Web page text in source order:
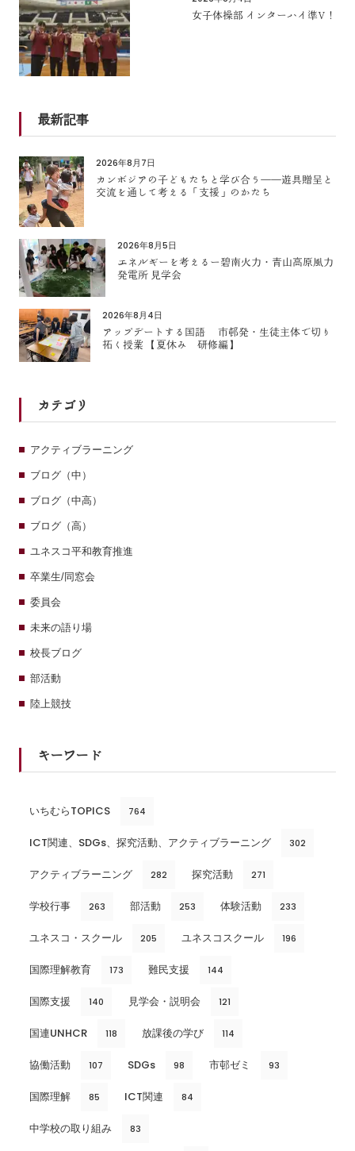
女子体操部 インターハイ準V！
最新記事
2026年8月7日
カンボジアの子どもたちと学び合う――遊具贈呈と
交流を通して考える「支援」のかたち
2026年8月5日
エネルギーを考えるー碧南火力・青山高原風力
発電所 見学会
2026年8月4日
アップデートする国語 市邨発・生徒主体で切り
拓く授業 【夏休み 研修編】
カテゴリ
アクティブラーニング
ブログ（中）
ブログ（中高）
ブログ（高）
ユネスコ平和教育推進
卒業生/同窓会
委員会
未来の語り場
校長ブログ
部活動
陸上競技
キーワード
いちむらTOPICS 764
ICT関連、SDGs、探究活動、アクティブラーニング 302
アクティブラーニング 282 探究活動 271
学校行事 263 部活動 253 体験活動 233
ユネスコ・スクール 205 ユネスコスクール 196
国際理解教育 173 難民支援 144
国際支援 140 見学会・説明会 121
国連UNHCR 118 放課後の学び 114
協働活動 107 SDGs 98 市邨ゼミ 93
国際理解 85 ICT関連 84
中学校の取り組み 83